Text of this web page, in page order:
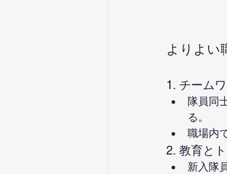
よりよい
1. チーム
隊員同
る。
職場内
2. 教育と
新入隊